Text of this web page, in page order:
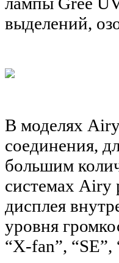
выделений,
В моделях
соединения,
большим
системах Airy
дисплея
уровня
“X-fan”, “SE”,